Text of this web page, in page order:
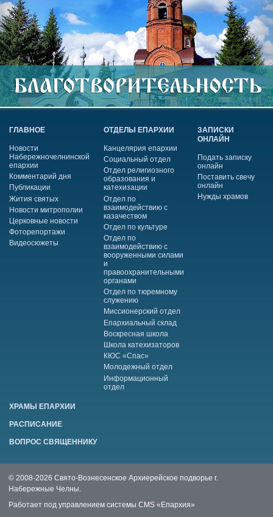
ГЛАВНОЕ
Новости
Набережночелнинской
епархии
Комментарий дня
Публикации
Жития святых
Новости митрополии
Церковные новости
Фоторепортажи
Видеосюжеты
ОТДЕЛЫ ЕПАРХИИ
Канцелярия епархии
Социальный отдел
Отдел религиозного
образования и
катехизации
Отдел по
взаимодействию с
казачеством
Отдел по культуре
Отдел по
взаимодействию с
вооруженными силами
и
правоохранительными
органами
Отдел по тюремному
служению
Миссионерский отдел
Епархиальный склад
Воскресная школа
Школа катехизаторов
КЮС «Спас»
Молодежный отдел
Информационный
отдел
ЗАПИСКИ
ОНЛАЙН
Подать записку
онлайн
Поставить свечу
онлайн
Нужды храмов
ХРАМЫ ЕПАРХИИ
РАСПИСАНИЕ
ВОПРОС СВЯЩЕННИКУ
© 2008-2026 Свято-Вознесенское Архиерейское подворье г.
Набережные Челны.
Работает под управлением системы CMS «Епархия»